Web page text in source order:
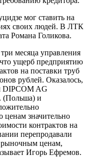
мог ставить на
своих людей. В ЛТК
Романа Голикова.
месяца управления
ущерб предприятию
на поставки труб
рублей. Оказалось,
DIPCOM AG
(Польша) и
значительно
контрактов на
перепродавали
ценам,
Игорь Ефремов.